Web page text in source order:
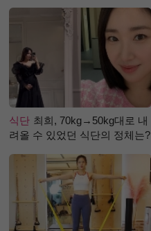
식단 최희, 70kg→50kg대로 내
려올 수 있었던 식단의 정체는?